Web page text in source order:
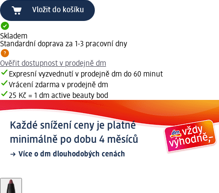
Vložit do košíku
Skladem
Standardní doprava za 1-3 pracovní dny
Ověřit dostupnost v prodejně dm
Expresní vyzvednutí v prodejně dm do 60 minut
Vrácení zdarma v prodejně dm
25 Kč = 1 dm active beauty bod
Každé snížení ceny je platné
minimálně po dobu 4 měsíců
Více o dm dlouhodobých cenách